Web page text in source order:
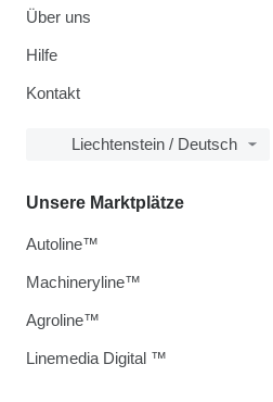
Über uns
Hilfe
Kontakt
Liechtenstein / Deutsch
Unsere Marktplätze
Autoline™
Machineryline™
Agroline™
Linemedia Digital ™